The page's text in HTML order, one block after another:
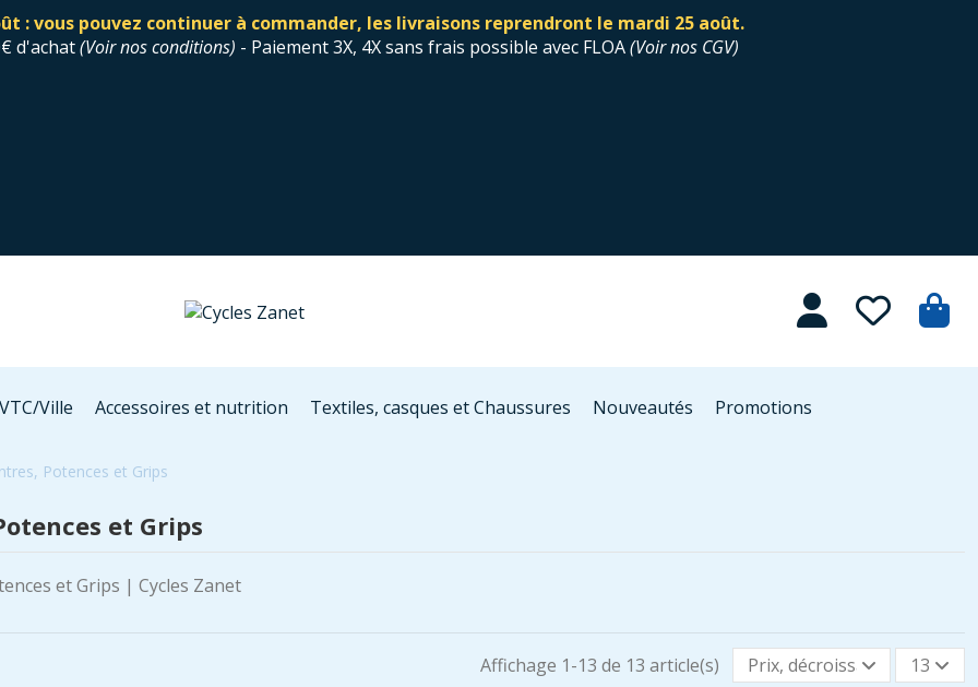
: vous pouvez continuer à commander, les livraisons reprendront le mardi 25 août.
d'achat(Voir nos conditions) - Paiement 3X, 4X sans frais possible avec FLOA(Voir nos CGV)
VTC/Ville Accessoires et nutrition Textiles, casques et Chaussures Nouveautés Promotions
Potences et Grips
et Grips
Affichage 1-13 de 13 article(s) Prix, décroissant 13